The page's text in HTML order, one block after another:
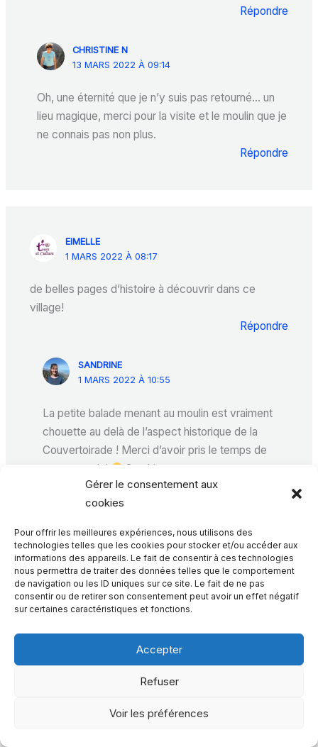
Gérer le consentement aux
cookies
Pour offrir les meilleures expériences, nous utilisons des
technologies telles que les cookies pour stocker et/ou accéder aux
informations des appareils. Le fait de consentir à ces technologies
nous permettra de traiter des données telles que le comportement
de navigation ou les ID uniques sur ce site. Le fait de ne pas
consentir ou de retirer son consentement peut avoir un effet négatif
sur certaines caractéristiques et fonctions.
Accepter
Refuser
Voir les préférences
Répondre
CHRISTINE N
13 MARS 2022 À 09:14
Oh, une éternité que je n’y suis pas retourné… un
lieu magique, merci pour la visite et le moulin que je
ne connais pas non plus.
Répondre
EIMELLE
1 MARS 2022 À 08:17
de belles pages d’histoire à découvrir dans ce
village!
Répondre
SANDRINE
1 MARS 2022 À 10:55
La petite balade menant au moulin est vraiment
chouette au delà de l’aspect historique de la
Couvertoirade ! Merci d’avoir pris le temps de
passer par ici
Sandrine
Ping :Découverte en Aveyron : que faire à Rodez et
dans ses environs ?
Laisser un commentaire
Votre adresse e-mail ne sera pas publiée.